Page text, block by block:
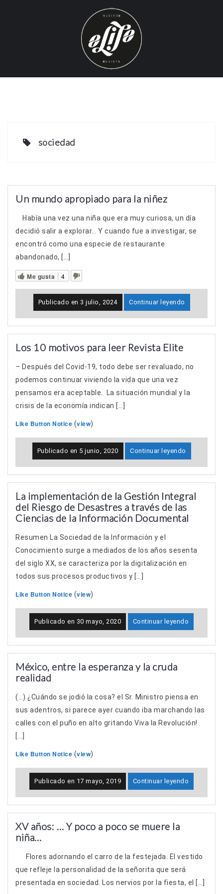
sociedad
Un mundo apropiado para la niñez
Había una vez una niña que era muy curiosa, un día
decidió salir a explorar… Y cuando fue a investigar, se
encontró como una especie de restaurante
abandonado, […]
Me gusta 4
Publicado en 3 julio, 2024 Continuar leyendo
Los 10 motivos para leer Revista Elite
– Después del Covid-19, todo debe ser revaluado, no
podemos continuar viviendo la vida que una vez
pensamos era aceptable. La situación mundial y la
crisis de la economía indican […]
Like Button Notice (view)
Publicado en 5 junio, 2020 Continuar leyendo
La implementación de la Gestión Integral
del Riesgo de Desastres a través de las
Ciencias de la Información Documental
Resumen La Sociedad de la Información y el
Conocimiento surge a mediados de los años sesenta
del siglo XX, se caracteriza por la digitalización en
todos sus procesos productivos y […]
Like Button Notice (view)
Publicado en 30 mayo, 2020 Continuar leyendo
México, entre la esperanza y la cruda
realidad
(…) ¿Cuándo se jodió la cosa? el Sr. Ministro piensa en
sus adentros, si parece ayer cuando iba marchando las
calles con el puño en alto gritando Viva la Revolución!
[…]
Like Button Notice (view)
Publicado en 17 mayo, 2019 Continuar leyendo
XV años: … Y poco a poco se muere la
niña…
Flores adornando el carro de la festejada. El vestido
que refleje la personalidad de la señorita que será
presentada en sociedad. Los nervios por la fiesta, el […]